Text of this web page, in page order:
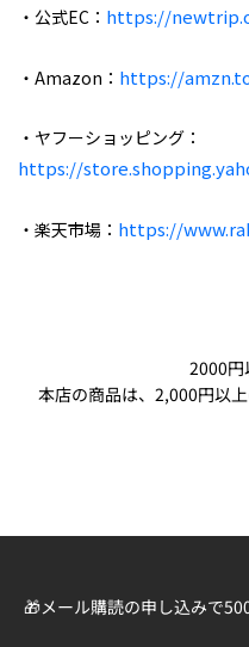
・公式EC： https://
・Amazon： https://
・ヤフーショッピング：
https://
・楽天市場： https://
2000円
本店の商品は、2,000円以
🎁メール購読の申し込みで